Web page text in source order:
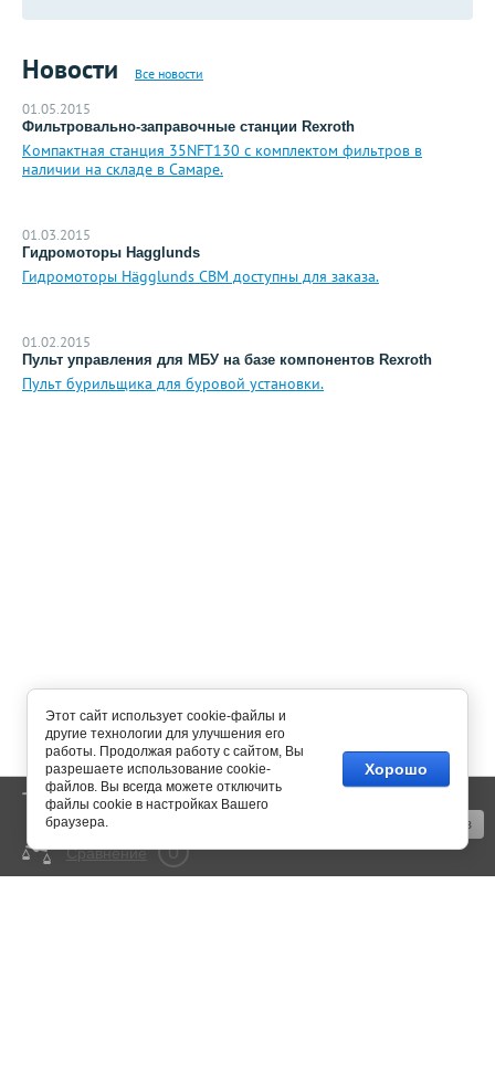
Новости Все новости
01.05.2015
Фильтровально-заправочные станции Rexroth
Компактная станция 35NFT130 с комплектом фильтров в
наличии на складе в Самаре.
01.03.2015
Гидромоторы Hagglunds
Гидромоторы Hägglunds CBM доступны для заказа.
01.02.2015
Пульт управления для МБУ на базе компонентов Rexroth
Пульт бурильщика для буровой установки.
Оформить заказ
Корзина 0 пусто
Сравнение 0
Этот сайт использует cookie-файлы и
другие технологии для улучшения его
работы. Продолжая работу с сайтом, Вы
разрешаете использование cookie-
файлов. Вы всегда можете отключить
файлы cookie в настройках Вашего
браузера.
Хорошо